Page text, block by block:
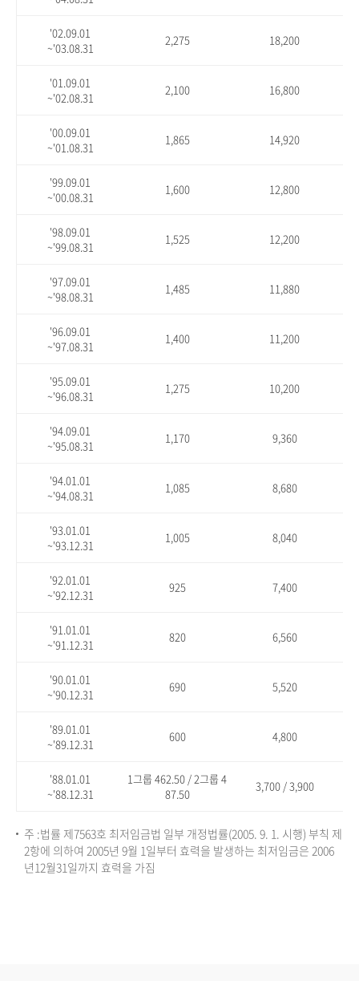
'02.09.01
~'03.08.31
2,275 18,200
'01.09.01
~'02.08.31
2,100 16,800
'00.09.01
~'01.08.31
1,865 14,920
'99.09.01
~'00.08.31
1,600 12,800
'98.09.01
~'99.08.31
1,525 12,200
'97.09.01
~'98.08.31
1,485 11,880
'96.09.01
~'97.08.31
1,400 11,200
'95.09.01
~'96.08.31
1,275 10,200
'94.09.01
~'95.08.31
1,170 9,360
'94.01.01
~'94.08.31
1,085 8,680
'93.01.01
~'93.12.31
1,005 8,040
'92.01.01
~'92.12.31
925 7,400
'91.01.01
~'91.12.31
820 6,560
'90.01.01
~'90.12.31
690 5,520
'89.01.01
~'89.12.31
600 4,800
'88.01.01
~'88.12.31
1그룹 462.50 / 2그룹 4
87.50
3,700 / 3,900
주 :법률 제7563호 최저임금법 일부 개정법률(2005. 9. 1. 시행) 부칙 제
2항에 의하여 2005년 9월 1일부터 효력을 발생하는 최저임금은 2006
년12월31일까지 효력을 가짐